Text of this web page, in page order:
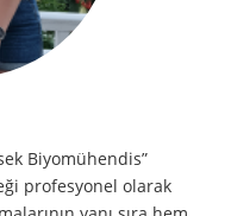
Biyomühendis”
profesyonel olarak